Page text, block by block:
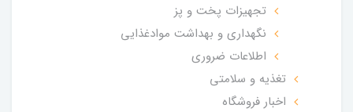
تجهیزات پخت و پز
نگهداری و بهداشت موادغذایی
اطلاعات ضروری
تغذیه و سلامتی
اخبار فروشگاه